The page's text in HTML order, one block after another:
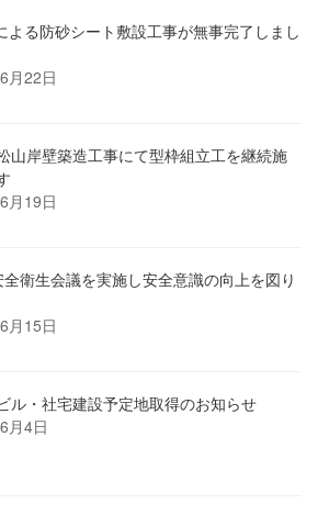
よる防砂シート敷設工事が無事完了しまし
月22日
山岸壁築造工事にて型枠組立工を継続施
月19日
衛生会議を実施し安全意識の向上を図り
月15日
ル・社宅建設予定地取得のお知らせ
月4日